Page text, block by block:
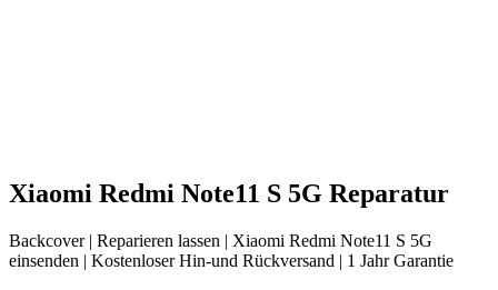
Xiaomi Redmi Note11 S 5G Reparatur
Backcover| Reparieren lassen | Xiaomi Redmi Note11 S 5G
einsenden | Kostenloser Hin-und Rückversand | 1 Jahr Garantie